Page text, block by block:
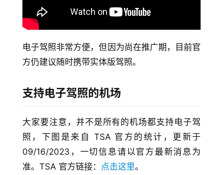
电子驾照非常方便，但因为尚在推广期，目前官
方仍建议随时携带实体版驾照。
支持电子驾照的机场
大家要注意，并不是所有的机场都支持电子驾
照，下图是来自 TSA 官方的统计，更新于
09/16/2023，一切信息请以官方最新消息为
准。TSA 官方链接： 点击这里。